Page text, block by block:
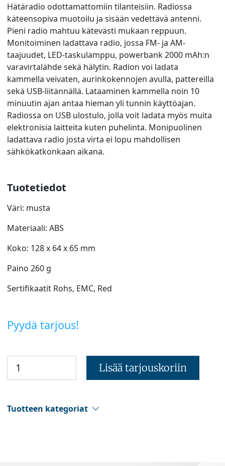
Hätäradio odottamattomiin tilanteisiin. Radiossa
käteensopiva muotoilu ja sisään vedettävä antenni.
Pieni radio mahtuu kätevästi mukaan reppuun.
Monitoiminen ladattava radio, jossa FM- ja AM-
taajuudet, LED-taskulamppu, powerbank 2000 mAh:n
varavirtalähde sekä hälytin. Radion voi ladata
kammella veivaten, aurinkokennojen avulla, pattereilla
sekä USB-liitännällä. Lataaminen kammella noin 10
minuutin ajan antaa hieman yli tunnin käyttöajan.
Radiossa on USB ulostulo, jolla voit ladata myös muita
elektronisia laitteita kuten puhelinta. Monipuolinen
ladattava radio josta virta ei lopu mahdollisen
sähkökatkonkaan aikana.
Tuotetiedot
Väri: musta
Materiaali: ABS
Koko: 128 x 64 x 65 mm
Paino 260 g
Sertifikaatit Rohs, EMC, Red
Pyydä tarjous!
Lisää tarjouskoriin
Tuotteen kategoriat